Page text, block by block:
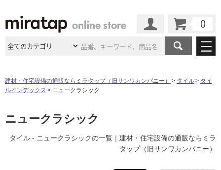
商品カテゴリ
キッチン
ム）・トイレ
施工事例
施工事例
ミラタップ のあるくらし お客様訪問インタビュー
ショールーム
ショールームのご案内 東京ショールーム
建材・住宅設備の通販ならミラタップ（旧サンワカンパニー） タイル
タイ
ルインデックス
ニュークラシック
ニュークラシック
タイル - ニュークラシックの一覧｜建材・住宅設備の通販ならミラ
タップ（旧サンワカンパニー）